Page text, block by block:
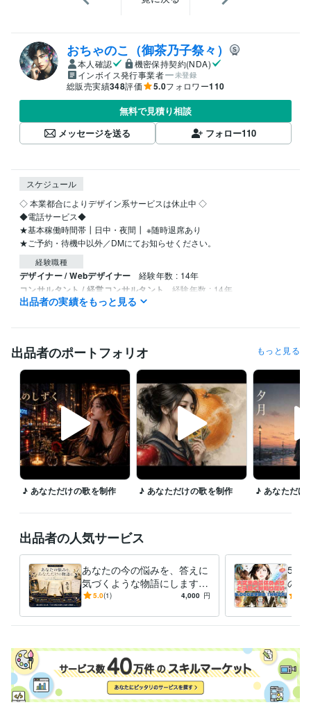
おちゃのこ（御茶乃子祭々）
本人確認
機密保持契約(NDA)
インボイス発行事業者
未登録
総販売実績348評価 5.0フォロワー110
無料で見積り相談
メッセージを送る
フォロー110
スケジュール
◇ 本業都合によりデザイン系サービスは休止中 ◇
◆電話サービス◆
★基本稼働時間帯┃日中・夜間┃ ※随時退席あり
経験職種
デザイナー / Webデザイナー 経験年数 : 14年
コンサルタント / 経営コンサルタント 経験年数 : 14年
人事 / 人材開発・人材育成・研修
出品者の実績をもっと見る
出品者のポートフォリオ もっと見る
♪ あなただけの歌を制作 ♪ あなただけの歌を制作 ♪ あなただけ
出品者の人気サービス
あなたの今の悩みを、答えに
気づくような物語にします
★タロット・百人一首・禅
語を紡ぐ
5.0(1) 4,000 円
の鑑
「大
業家